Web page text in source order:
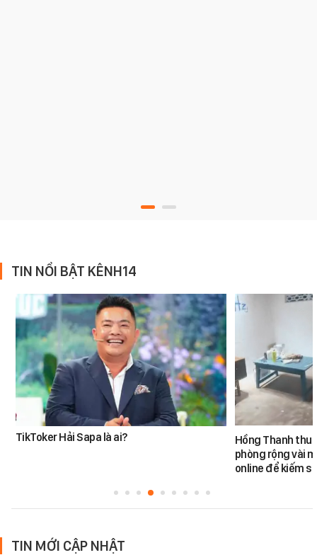
TIN NỔI BẬT KÊNH14
TikToker Hải Sapa là ai?
Hồng Thanh
phòng rộng vài
online để kiếm
TIN MỚI CẬP NHẬT